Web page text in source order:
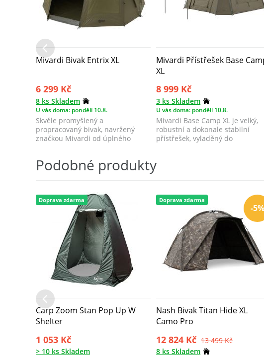
Mivardi Bivak Entrix XL
6 299 Kč
8 ks Skladem
U vás doma: pondělí 10.8.
Skvěle promyšlený a
propracovaný bivak, navržený
značkou Mivardi od úplného
Mivardi Přístřešek Base
XL
8 999 Kč
3 ks Skladem
U vás doma: pondělí 10.8.
Mivardi Base Camp XL je velký,
robustní a dokonale stabilní
přístřešek, vyladěný do
Podobné produkty
Doprava zdarma
Carp Zoom Stan Pop Up W
Shelter
1 053 Kč
> 10 ks Skladem
-5%
Doprava zdarma
Nash Bivak Titan Hide XL
Camo Pro
12 824 Kč 13 499 Kč
8 ks Skladem